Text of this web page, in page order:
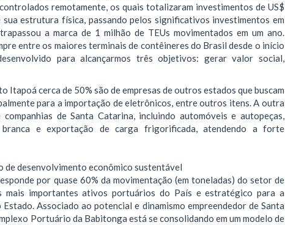
remotamente, os quais totalizaram investimentos de US$
sua estrutura física, passando pelos significativos investimentos em
a marca de 1 milhão de TEUs movimentados em um ano.
entre os maiores terminais de contêineres do Brasil desde o início
para alcançarmos três objetivos: gerar valor social,
cerca de 50% são de empresas de outros estados que buscam
para a importação de eletrônicos, entre outros itens. A outra
de Santa Catarina, incluindo automóveis e autopeças,
branca e exportação de carga frigorificada, atendendo a forte
desenvolvimento econômico sustentável
por quase 60% da movimentação (em toneladas) do setor de
mais importantes ativos portuários do País e estratégico para a
Associado ao potencial e dinamismo empreendedor de Santa
Portuário da Babitonga está se consolidando em um modelo de